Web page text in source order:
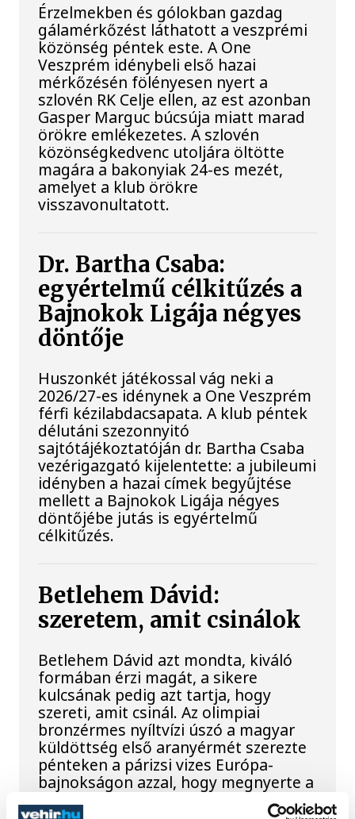
Érzelmekben és gólokban gazdag
gálamérkőzést láthatott a veszprémi
közönség péntek este. A One
Veszprém idénybeli első hazai
mérkőzésén fölényesen nyert a
szlovén RK Celje ellen, az est azonban
Gasper Marguc búcsúja miatt marad
örökre emlékezetes. A szlovén
közönségkedvenc utoljára öltötte
magára a bakonyiak 24-es mezét,
amelyet a klub örökre
visszavonultatott.
Dr. Bartha Csaba:
egyértelmű célkitűzés a
Bajnokok Ligája négyes
döntője
Huszonkét játékossal vág neki a
2026/27-es idénynek a One Veszprém
férfi kézilabdacsapata. A klub péntek
délutáni szezonnyitó
sajtótájékoztatóján dr. Bartha Csaba
vezérigazgató kijelentette: a jubileumi
idényben a hazai címek begyűjtése
mellett a Bajnokok Ligája négyes
döntőjébe jutás is egyértelmű
célkitűzés.
Betlehem Dávid:
szeretem, amit csinálok
Betlehem Dávid azt mondta, kiváló
formában érzi magát, a sikere
kulcsának pedig azt tartja, hogy
szereti, amit csinál. Az olimpiai
bronzérmes nyíltvízi úszó a magyar
küldöttség első aranyérmét szerezte
pénteken a párizsi vizes Európa-
bajnokságon azzal, hogy megnyerte a
kieséses versenyt.